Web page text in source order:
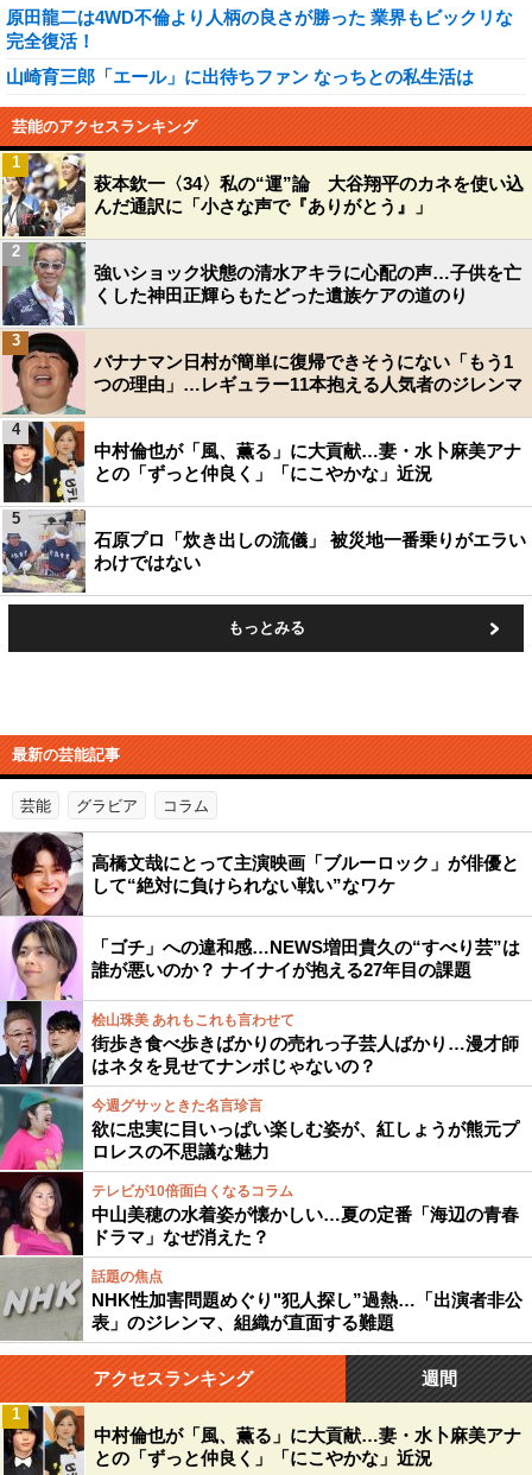
原田龍二は4WD不倫より人柄の良さが勝った 業界もビックリな
完全復活！
山崎育三郎「エール」に出待ちファン なっちとの私生活は
芸能のアクセスランキング
萩本欽一〈34〉私の“運”論 大谷翔平のカネを使い込
んだ通訳に「小さな声で『ありがとう』」
1
強いショック状態の清水アキラに心配の声…子供を亡
くした神田正輝らもたどった遺族ケアの道のり
2
バナナマン日村が簡単に復帰できそうにない「もう1
つの理由」…レギュラー11本抱える人気者のジレンマ
3
中村倫也が「風、薫る」に大貢献…妻・水卜麻美アナ
との「ずっと仲良く」「にこやかな」近況
4
石原プロ「炊き出しの流儀」 被災地一番乗りがエラい
わけではない
5
もっとみる
最新の芸能記事
芸能 グラビア コラム
高橋文哉にとって主演映画「ブルーロック」が俳優と
して“絶対に負けられない戦い”なワケ
「ゴチ」への違和感…NEWS増田貴久の“すべり芸”は
誰が悪いのか？ ナイナイが抱える27年目の課題
桧山珠美 あれもこれも言わせて
街歩き食べ歩きばかりの売れっ子芸人ばかり…漫才師
はネタを見せてナンボじゃないの？
今週グサッときた名言珍言
欲に忠実に目いっぱい楽しむ姿が、紅しょうが熊元プ
ロレスの不思議な魅力
テレビが10倍面白くなるコラム
中山美穂の水着姿が懐かしい…夏の定番「海辺の青春
ドラマ」なぜ消えた？
話題の焦点
NHK性加害問題めぐり"犯人探し”過熱…「出演者非公
表」のジレンマ、組織が直面する難題
アクセスランキング 週間
中村倫也が「風、薫る」に大貢献…妻・水卜麻美アナ
との「ずっと仲良く」「にこやかな」近況
1